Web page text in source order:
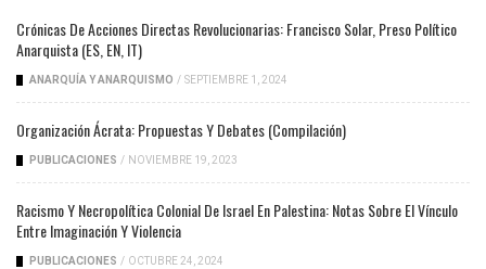
Crónicas De Acciones Directas Revolucionarias: Francisco Solar, Preso Político
Anarquista (ES, EN, IT)
ANARQUÍA Y ANARQUISMO / SEPTIEMBRE 1, 2024
Organización Ácrata: Propuestas Y Debates (compilación)
PUBLICACIONES / NOVIEMBRE 19, 2023
Racismo Y Necropolítica Colonial De Israel En Palestina: Notas Sobre El Vínculo
Entre Imaginación Y Violencia
PUBLICACIONES / OCTUBRE 24, 2024